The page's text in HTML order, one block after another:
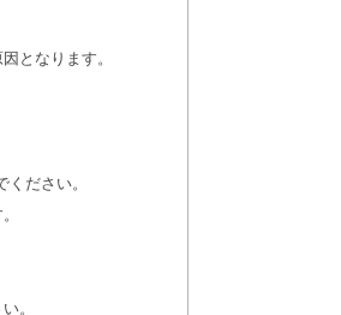
となります。
ださい。
。